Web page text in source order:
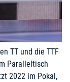
TT und die TTF
Paralleltisch
2022 im Pokal,